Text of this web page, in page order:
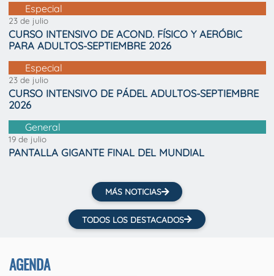
Especial
23 de julio
CURSO INTENSIVO DE ACOND. FÍSICO Y AERÓBIC
PARA ADULTOS-SEPTIEMBRE 2026
Especial
23 de julio
CURSO INTENSIVO DE PÁDEL ADULTOS-SEPTIEMBRE
2026
General
19 de julio
PANTALLA GIGANTE FINAL DEL MUNDIAL
MÁS NOTICIAS
TODOS LOS DESTACADOS
AGENDA